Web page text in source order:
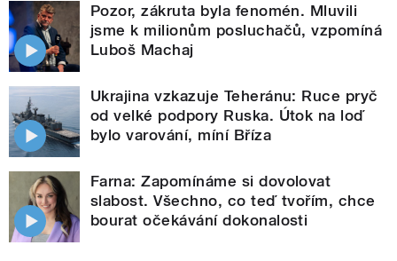
Pozor, zákruta byla fenomén. Mluvili
jsme k milionům posluchačů, vzpomíná
Luboš Machaj
Ukrajina vzkazuje Teheránu: Ruce pryč
od velké podpory Ruska. Útok na loď
bylo varování, míní Bříza
Farna: Zapomínáme si dovolovat
slabost. Všechno, co teď tvořím, chce
bourat očekávání dokonalosti